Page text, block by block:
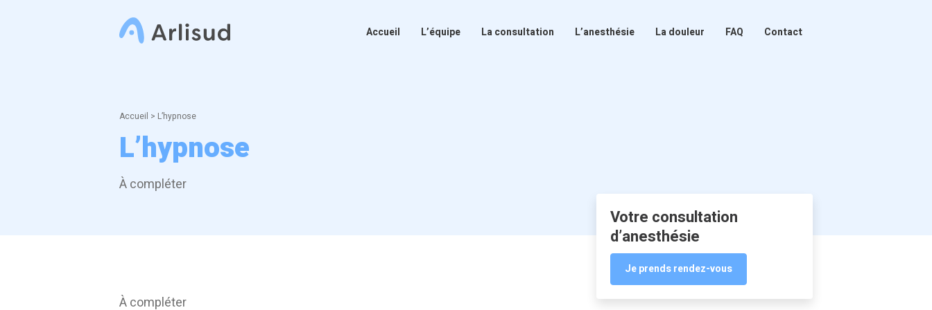
Accueil L’équipe La consultation L’anesthésie La douleur FAQ Contact
Accueil > L’hypnose
L’hypnose
À compléter
À compléter
Votre consultation
d’anesthésie
Je prends rendez-vous